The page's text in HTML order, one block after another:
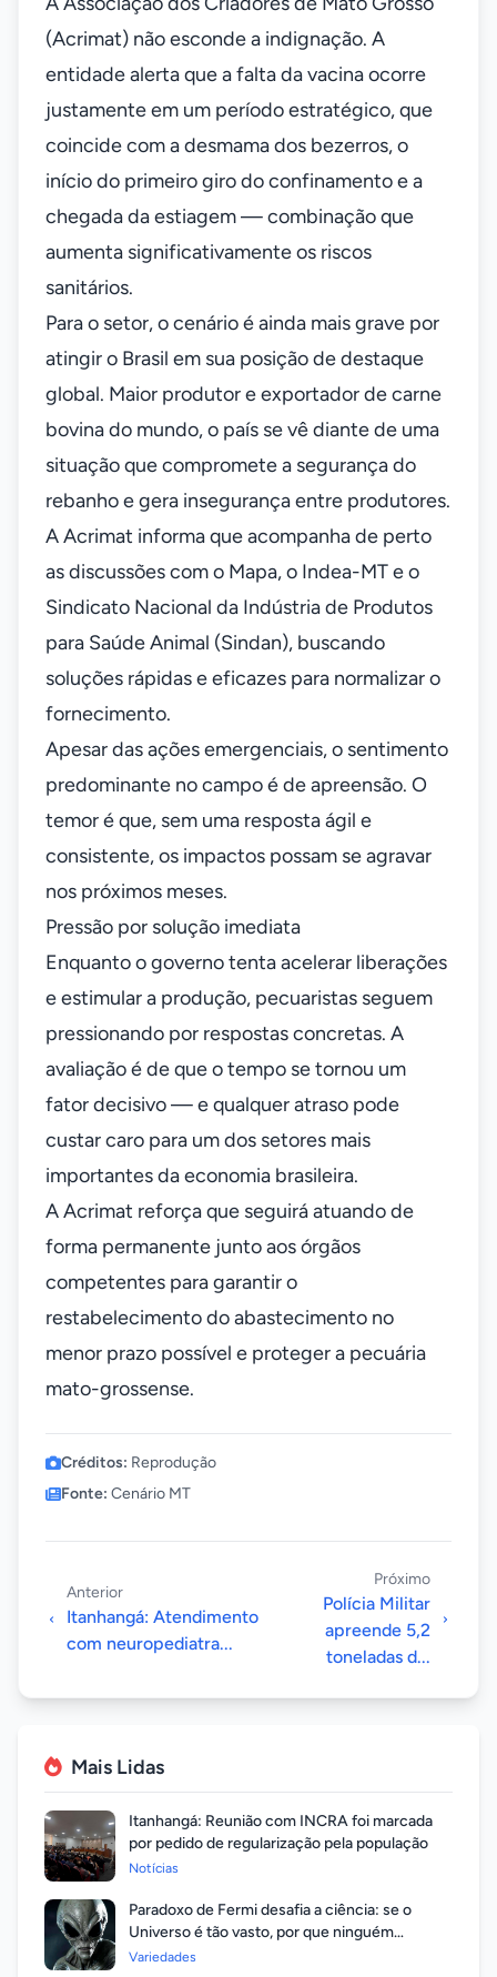
(Acrimat) não esconde a indignação. A
entidade alerta que a falta da vacina ocorre
justamente em um período estratégico, que
coincide com a desmama dos bezerros, o
início do primeiro giro do confinamento e a
chegada da estiagem — combinação que
aumenta significativamente os riscos
sanitários.
Para o setor, o cenário é ainda mais grave por
atingir o Brasil em sua posição de destaque
global. Maior produtor e exportador de carne
bovina do mundo, o país se vê diante de uma
situação que compromete a segurança do
rebanho e gera insegurança entre produtores.
A Acrimat informa que acompanha de perto
as discussões com o Mapa, o Indea-MT e o
Sindicato Nacional da Indústria de Produtos
para Saúde Animal (Sindan), buscando
soluções rápidas e eficazes para normalizar o
fornecimento.
Apesar das ações emergenciais, o sentimento
predominante no campo é de apreensão. O
temor é que, sem uma resposta ágil e
consistente, os impactos possam se agravar
nos próximos meses.
Pressão por solução imediata
Enquanto o governo tenta acelerar liberações
e estimular a produção, pecuaristas seguem
pressionando por respostas concretas. A
avaliação é de que o tempo se tornou um
fator decisivo — e qualquer atraso pode
custar caro para um dos setores mais
importantes da economia brasileira.
A Acrimat reforça que seguirá atuando de
forma permanente junto aos órgãos
competentes para garantir o
restabelecimento do abastecimento no
menor prazo possível e proteger a pecuária
mato-grossense.
Créditos: Reprodução
Fonte: Cenário MT
Anterior
Itanhangá: Atendimento
com neuropediatra...
Próximo
Polícia Militar
apreende 5,2
toneladas d...
Mais Lidas
Itanhangá: Reunião com INCRA foi marcada
por pedido de regularização pela população
Notícias
Paradoxo de Fermi desafia a ciência: se o
Universo é tão vasto, por que ninguém
respondeu?
Variedades